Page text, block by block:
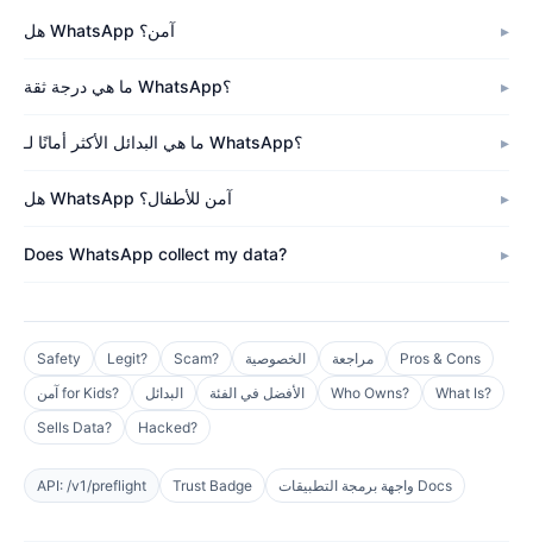
هل WhatsApp آمن؟
ما هي درجة ثقة WhatsApp؟
ما هي البدائل الأكثر أمانًا لـ WhatsApp؟
هل WhatsApp آمن للأطفال؟
Does WhatsApp collect my data?
Safety Legit? Scam? الخصوصية مراجعة
Pros & Cons
آمن for Kids?
البدائل الأفضل في الفئة Who Owns?
What Is?
Sells Data?
Hacked?
API: /v1/preflight Trust Badge واجهة برمجة التطبيقات Docs